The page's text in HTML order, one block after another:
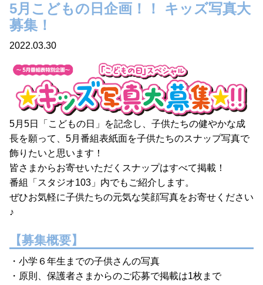
5月こどもの日企画！！ キッズ写真大
募集！
2022.03.30
5月5日「こどもの日」を記念し、子供たちの健やかな成
長を願って、5月番組表紙面を子供たちのスナップ写真で
飾りたいと思います！
皆さまからお寄せいただくスナップはすべて掲載！
番組「スタジオ103」内でもご紹介します。
ぜひお気軽に子供たちの元気な笑顔写真をお寄せください
♪
【募集概要】
・小学６年生までの子供さんの写真
・原則、保護者さまからのご応募で掲載は1枚まで